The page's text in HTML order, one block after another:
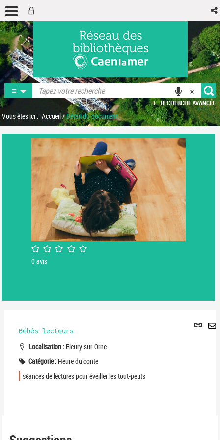
RECHERCHE AVANCÉE
Vous êtes ici : Accueil/Détail du document
/5
0avis
Lien
Bébés lecteurs
Localisation : Fleury-sur-Orne
Catégorie : Heure du conte
séances de lectures pour éveiller les tout-petits